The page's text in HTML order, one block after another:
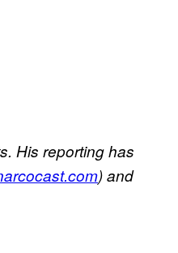
His reporting has
) and